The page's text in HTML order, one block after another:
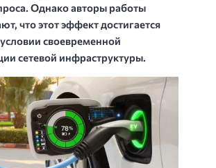
Однако авторы работы
что этот эффект достигается
своевременной
сетевой инфраструктуры.